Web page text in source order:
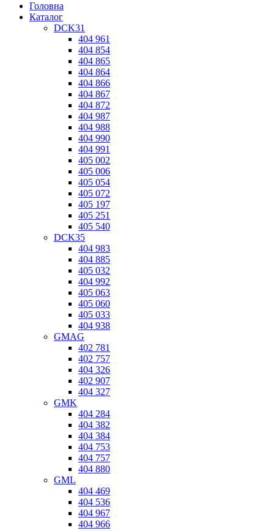
Головна
Каталог
DCK31
404 961
404 854
404 865
404 864
404 866
404 867
404 872
404 987
404 988
404 990
404 991
405 002
405 006
405 054
405 072
405 197
405 251
405 540
DCK35
404 983
404 885
405 032
404 992
405 063
405 060
405 033
404 938
GMAG
402 781
402 757
404 326
402 907
404 327
GMK
404 284
404 382
404 384
404 753
404 757
404 880
GML
404 469
404 536
404 967
404 966